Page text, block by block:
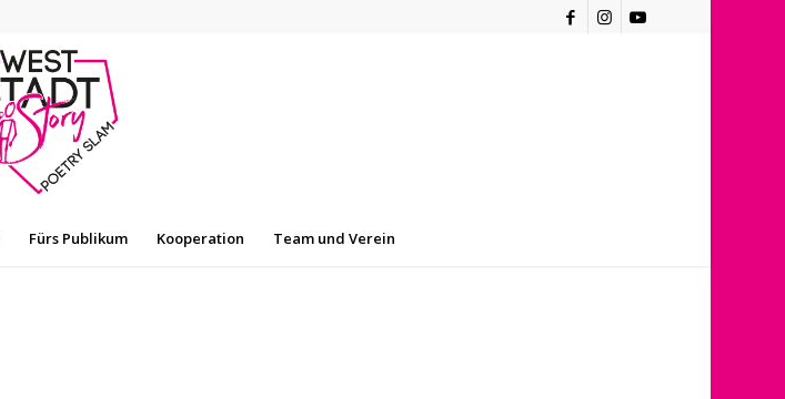
Fürs Publikum Kooperation Team und Verein